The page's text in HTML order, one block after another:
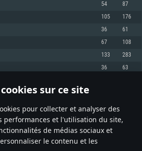
sur ce site
pour collecter et analyser des
performances et l'utilisation du site,
de médias sociaux et
le contenu et les
et plus.
récent
Intel Xeon ne sont pas supportés)
II ou plus avec support de Metal
avec les derniers drivers (moins de 6 mois) /
à haut débit
54 87
105 176
36 61
67 108
133 283
36 63
296 297 396